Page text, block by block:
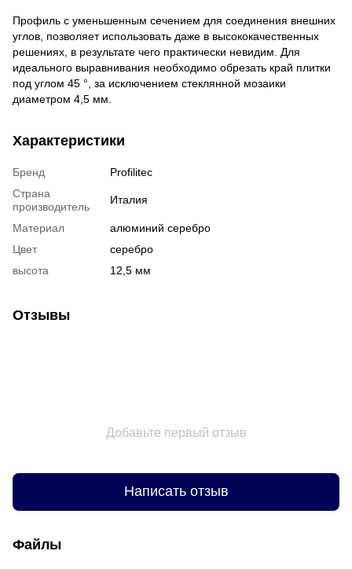
Профиль с уменьшенным сечением для соединения внешних
углов, позволяет использовать даже в высококачественных
решениях, в результате чего практически невидим. Для
идеального выравнивания необходимо обрезать край плитки
под углом 45 °, за исключением стеклянной мозаики
диаметром 4,5 мм.
Характеристики
Бренд
Profilitec
Страна
производитель
Италия
Материал
алюминий серебро
Цвет
серебро
высота
12,5 мм
Отзывы
Добавьте первый отзыв
Написать отзыв
Файлы